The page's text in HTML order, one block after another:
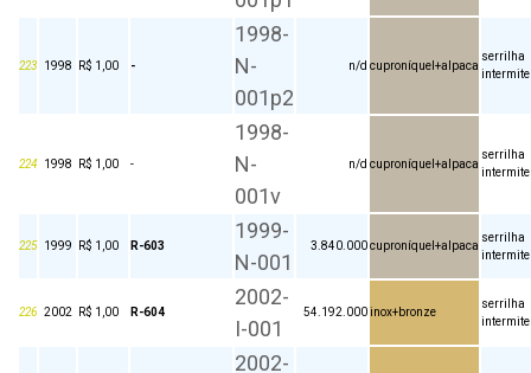
223 1998 R$ 1,00 -
1998-
N-
001p2
n/d cuproníquel+alpaca
serrilha
224 1998 R$ 1,00 -
1998-
N-
001v
n/d cuproníquel+alpaca
serrilha
225 1999 R$ 1,00 R-603
1999-
N-001
3.840.000cuproníquel+alpaca
serrilha
226 2002 R$ 1,00 R-604
2002-
I-001
54.192.000inox+bronze
serrilha
2002-